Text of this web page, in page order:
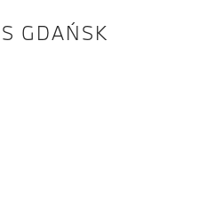
GDAŃSK